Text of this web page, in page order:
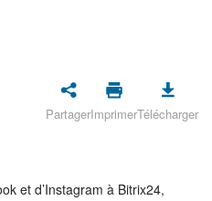
PartagerImprimerTélécharger
et d’Instagram à Bitrix24,